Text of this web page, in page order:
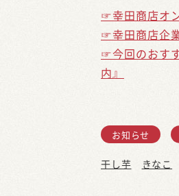
☞幸田商店オ
☞幸田商店企
☞今回のおす
内』
お知らせ
干し芋 きなこ